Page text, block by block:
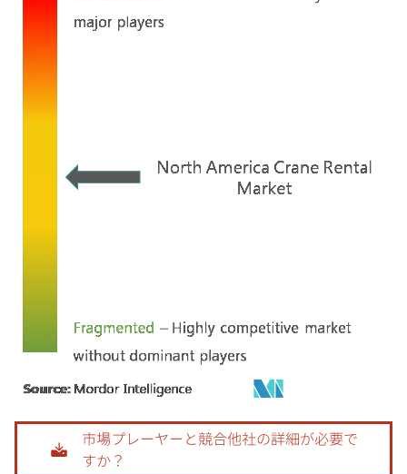
画像 © Mordor Intelligence。再利用にはCC BY 4.0の表示が必要です。